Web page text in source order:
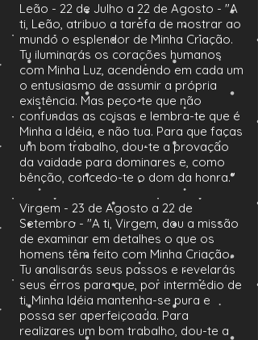
Leão - 22 de Julho a 22 de Agosto - "A
ti, Leão, atribuo a tarefa de mostrar ao
mundo o esplendor de Minha Criação.
Tu iluminarás os corações humanos
com Minha Luz, acendendo em cada um
o entusiasmo de assumir a própria
existência. Mas peço-te que não
confundas as coisas e lembra-te que é
Minha a Idéia, e não tua. Para que faças
um bom trabalho, dou-te a provação
da vaidade para dominares e, como
bênção, concedo-te o dom da honra."
Virgem - 23 de Agosto a 22 de
Setembro - "A ti, Virgem, dou a missão
de examinar em detalhes o que os
homens têm feito com Minha Criação.
Tu analisarás seus passos e revelarás
seus erros para que, por intermédio de
ti, Minha Idéia mantenha-se pura e
possa ser aperfeiçoada. Para
realizares um bom trabalho, dou-te a